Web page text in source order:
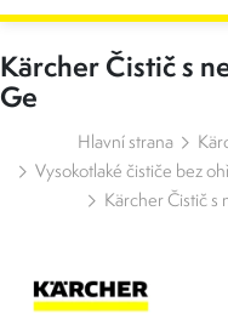
Kärcher Čistič s
Ge
Hlavní strana
Vysokotlaké čističe bez
Kärcher Čistič